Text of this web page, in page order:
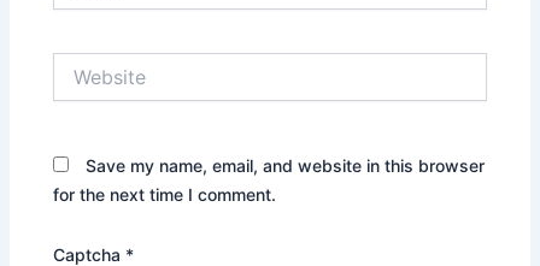
Save my name, email, and website in this browser
for the next time I comment.
Captcha *